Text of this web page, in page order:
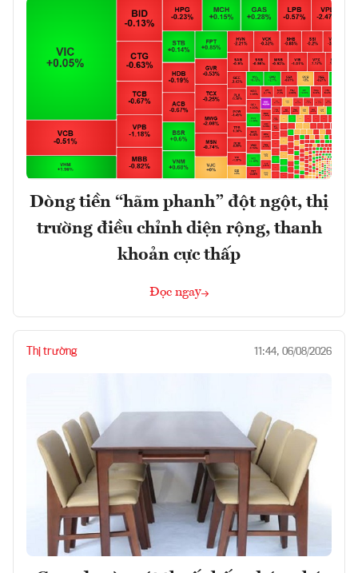
Dòng tiền “hãm phanh” đột ngột, thị
trường điều chỉnh diện rộng, thanh
khoản cực thấp
Đọc ngay
Thị trường 11:44, 06/08/2026